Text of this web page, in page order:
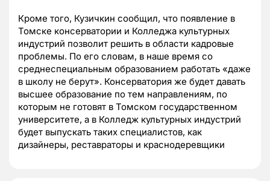
Кроме того, Кузичкин сообщил, что появление в
Томске консерватории и Колледжа культурных
индустрий позволит решить в области кадровые
проблемы. По его словам, в наше время со
среднеспециальным образованием работать «даже
в школу не берут». Консерватория же будет давать
высшее образование по тем направлениям, по
которым не готовят в Томском государственном
университете, а в Колледж культурных индустрий
будет выпускать таких специалистов, как
дизайнеры, реставраторы и краснодеревщики